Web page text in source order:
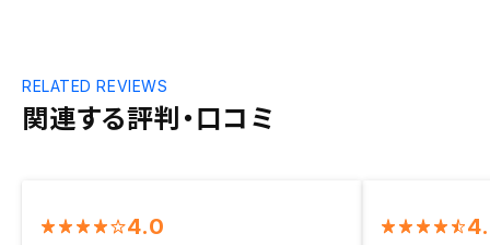
関連する評判・口コミ
RELATED REVIEWS
4.0